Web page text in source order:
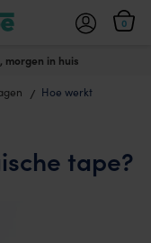
morgen in huis
0
Hoe werkt
tape?